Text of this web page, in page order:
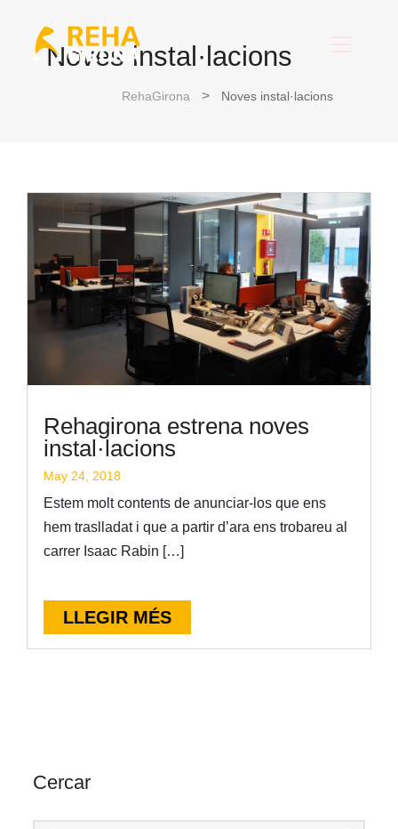
Noves instal·lacions
RehaGirona Noves instal·lacions
Rehagirona estrena noves
instal·lacions
May 24, 2018
Estem molt contents de anunciar-los que ens
hem traslladat i que a partir d’ara ens trobareu al
carrer Isaac Rabin […]
LLEGIR MÉS
Cercar